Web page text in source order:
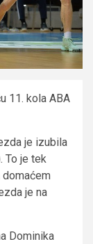
11. kola ABA
je izubila
To je tek
domaćem
je na
Dominika